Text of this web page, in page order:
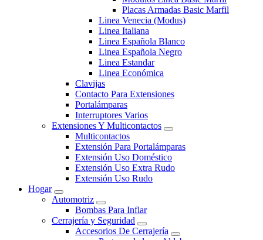
Placas Armadas Basic Marfil
Linea Venecia (Modus)
Linea Italiana
Linea Española Blanco
Linea Española Negro
Linea Estandar
Linea Económica
Clavijas
Contacto Para Extensiones
Portalámparas
Interruptores Varios
Extensiones Y Multicontactos
Multicontactos
Extensión Para Portalámparas
Extensión Uso Doméstico
Extensión Uso Extra Rudo
Extensión Uso Rudo
Hogar
Automotriz
Bombas Para Inflar
Cerrajería y Seguridad
Accesorios De Cerrajería